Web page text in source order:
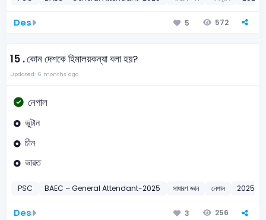
Des 5 572
15 .কোন দেশকে হিমালয়কন্যা বলা হয়?
Updated: 6 months ago
নেপাল
ভুটান
চীন
ভারত
PSC BAEC – General Attendant-2025 সাধারণ জ্ঞান নেপাল 2025
Des 3 256